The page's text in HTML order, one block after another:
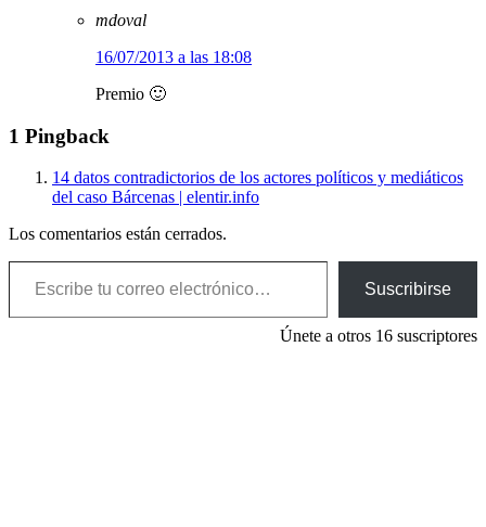
mdoval
16/07/2013 a las 18:08
Premio 🙂
1 Pingback
14 datos contradictorios de los actores políticos y mediáticos
del caso Bárcenas | elentir.info
Los comentarios están cerrados.
Escribe tu correo electrónico…
Suscribirse
Únete a otros 16 suscriptores